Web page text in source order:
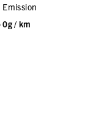
Emission
0g / km